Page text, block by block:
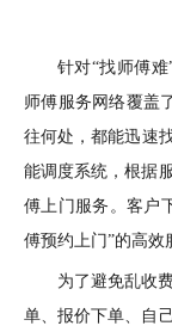
针对“找师傅
师傅服务网络覆盖
往何处，都能迅速
能调度系统，根据
傅上门服务。客户
傅预约上门”的高效
为了避免乱收
单、报价下单、自